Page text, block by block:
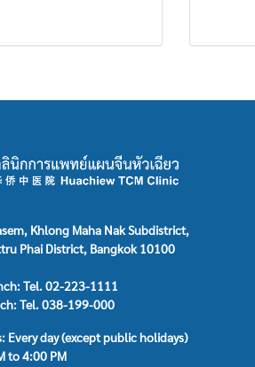
Khlong Maha Nak Subdistrict,
Phai District, Bangkok 10100
Tel. 02-223-1111
Tel. 038-199-000
Every day (except public holidays)
to 4:00 PM